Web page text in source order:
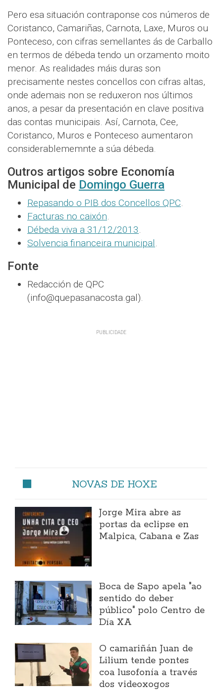
Pero esa situación contraponse cos números de
Coristanco, Camariñas, Carnota, Laxe, Muros ou
Ponteceso, con cifras semellantes ás de Carballo
en termos de débeda tendo un orzamento moito
menor. As realidades máis duras son
precisamente nestes concellos con cifras altas,
onde ademais non se reduxeron nos últimos
anos, a pesar da presentación en clave positiva
das contas municipais. Así, Carnota, Cee,
Coristanco, Muros e Ponteceso aumentaron
considerablememnte a súa débeda.
Outros artigos sobre Economía
Municipal de Domingo Guerra
Repasando o PIB dos Concellos QPC.
Facturas no caixón.
Débeda viva a 31/12/2013.
Solvencia financeira municipal.
Fonte
Redacción de QPC
(info@quepasanacosta.gal).
NOVAS DE HOXE
Jorge Mira abre as
portas da eclipse en
Malpica, Cabana e Zas
Boca de Sapo apela "ao
sentido do deber
público" polo Centro de
Día XA
O camariñán Juan de
Lilium tende pontes
coa lusofonía a través
dos videoxogos